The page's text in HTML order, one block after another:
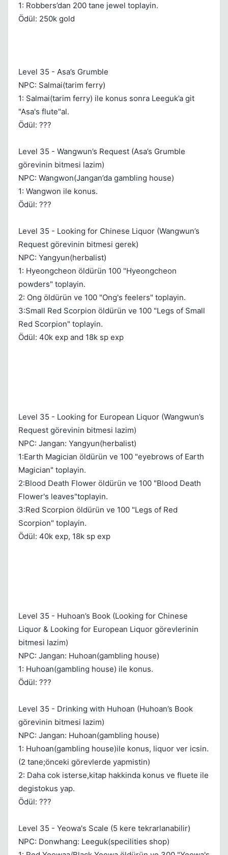
1: Robbers’dan 200 tane jewel toplayin.
Ödül: 250k gold
Level 35 - Asa’s Grumble
NPC: Salmai(tarim ferry)
1: Salmai(tarim ferry) ile konus sonra Leeguk’a git
"Asa's flute"al.
Ödül: ???
Level 35 - Wangwun’s Request (Asa’s Grumble
görevinin bitmesi lazim)
NPC: Wangwon(Jangan’da gambling house)
1: Wangwon ile konus.
Ödül: ???
Level 35 - Looking for Chinese Liquor (Wangwun’s
Request görevinin bitmesi gerek)
NPC: Yangyun(herbalist)
1: Hyeongcheon öldürün 100 "Hyeongcheon
powders" toplayin.
2: Ong öldürün ve 100 "Ong's feelers" toplayin.
3:Small Red Scorpion öldürün ve 100 "Legs of Small
Red Scorpion" toplayin.
Ödül: 40k exp and 18k sp exp
Level 35 - Looking for European Liquor (Wangwun’s
Request görevinin bitmesi lazim)
NPC: Jangan: Yangyun(herbalist)
1:Earth Magician öldürün ve 100 "eyebrows of Earth
Magician" toplayin.
2:Blood Death Flower öldürün ve 100 "Blood Death
Flower's leaves"toplayin.
3:Red Scorpion öldürün ve 100 "Legs of Red
Scorpion" toplayin.
Ödül: 40k exp, 18k sp exp
Level 35 - Huhoan’s Book (Looking for Chinese
Liquor & Looking for European Liquor görevlerinin
bitmesi lazim)
NPC: Jangan: Huhoan(gambling house)
1: Huhoan(gambling house) ile konus.
Ödül: ???
Level 35 - Drinking with Huhoan (Huhoan’s Book
görevinin bitmesi lazim)
NPC: Jangan: Huhoan(gambling house)
1: Huhoan(gambling house)ile konus, liquor ver icsin.
(2 tane;önceki görevlerde yapmistin)
2: Daha cok isterse,kitap hakkinda konus ve fluete ile
degistokus yap.
Ödül: ???
Level 35 - Yeowa's Scale (5 kere tekrarlanabilir)
NPC: Donwhang: Leeguk(specilities shop)